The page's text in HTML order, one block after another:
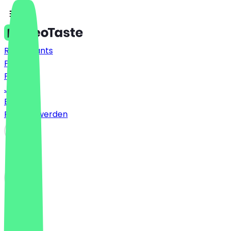
Restaurants
Preise
FAQ
Jobs
Blog
Partner werden